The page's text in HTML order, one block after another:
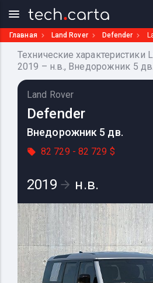
Главная Land Rover Defender
Технические характеристики
2019 – н.в., Внедорожник 5
Land Rover
Defender
Внедорожник 5 дв.
82 729 - 82 729 $
2019 н.в.